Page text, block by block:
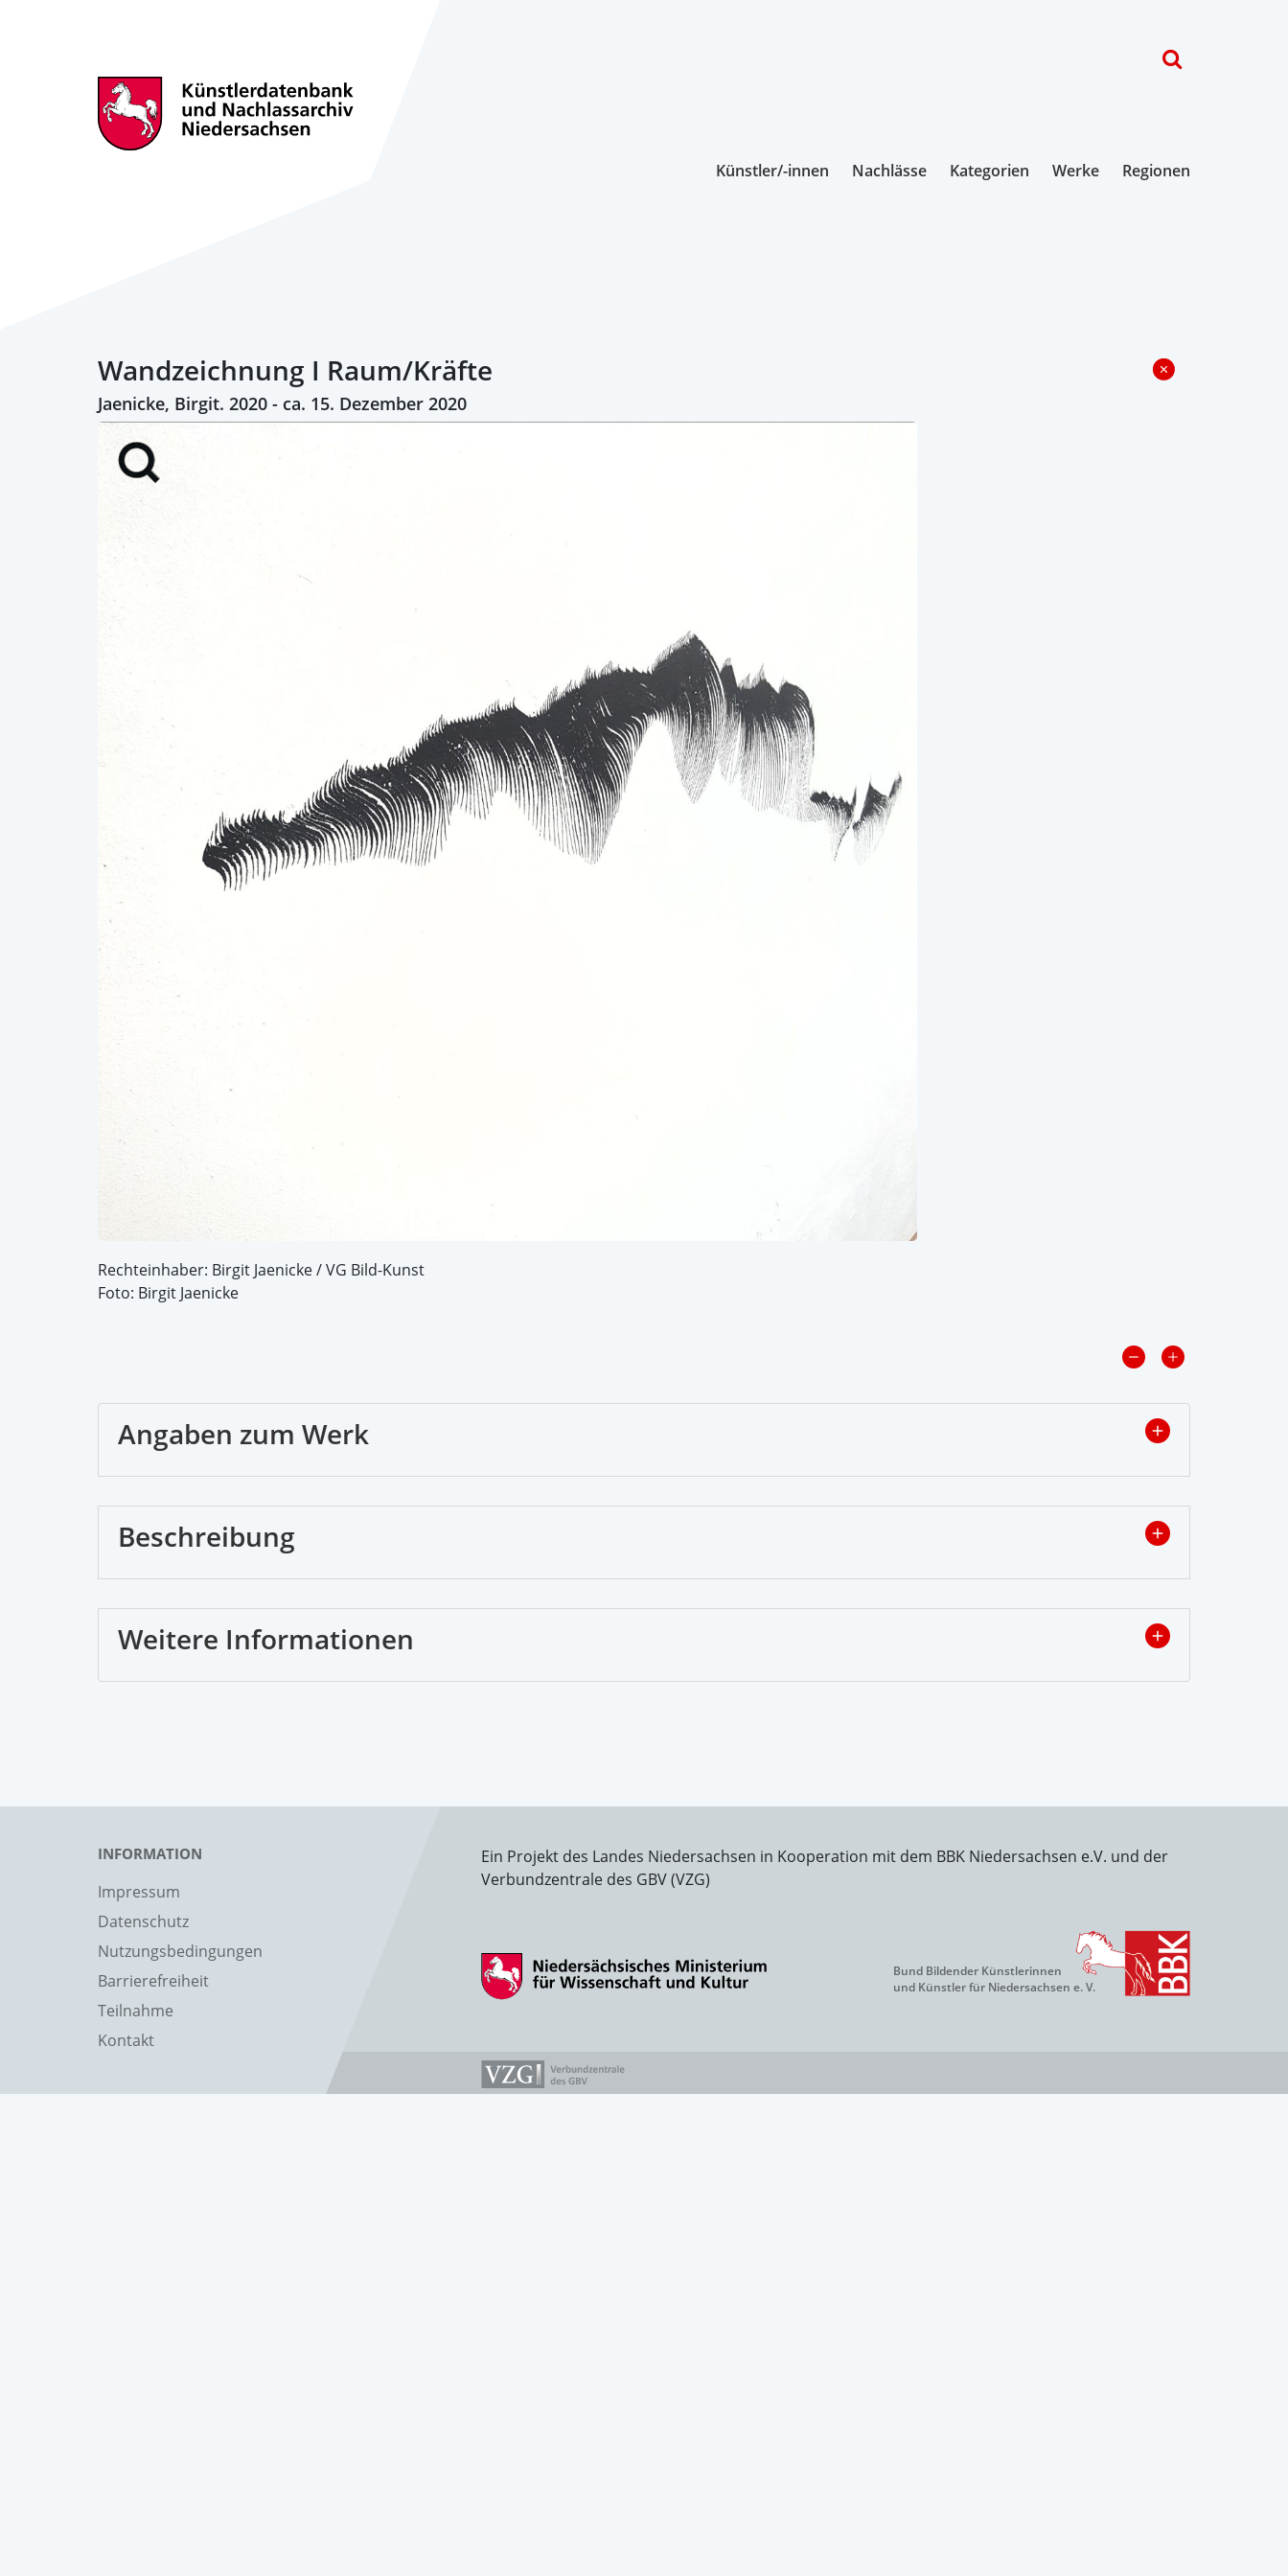
Künstler/-innen Nachlässe Kategorien Werke Regionen
Wandzeichnung I Raum/Kräfte
Jaenicke, Birgit. 2020 - ca. 15. Dezember 2020
Rechteinhaber: Birgit Jaenicke / VG Bild-Kunst
Foto: Birgit Jaenicke
Angaben zum Werk
Beschreibung
Weitere Informationen
INFORMATION
Impressum
Datenschutz
Nutzungsbedingungen
Barrierefreiheit
Teilnahme
Kontakt
Ein Projekt des Landes Niedersachsen in Kooperation mit dem BBK Niedersachsen e.V. und der
Verbundzentrale des GBV (VZG)
Bund Bildender Künstlerinnen
und Künstler für Niedersachsen e. V.